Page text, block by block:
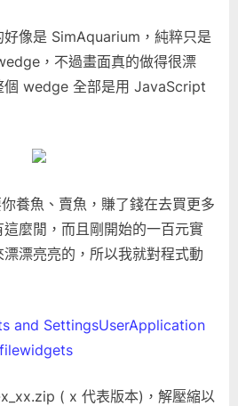
小。
像是 SimAquarium，純粹只是
，不過畫面真的做得很漂
個 wedge 全部是用 JavaScript
養魚、賣魚，賺了錢在去買更多
麼閒，而且剛開始的一百元實
漂亮亮的，所以我就對程式動
and SettingsUserApplication
( x 代表版本)，解壓縮以